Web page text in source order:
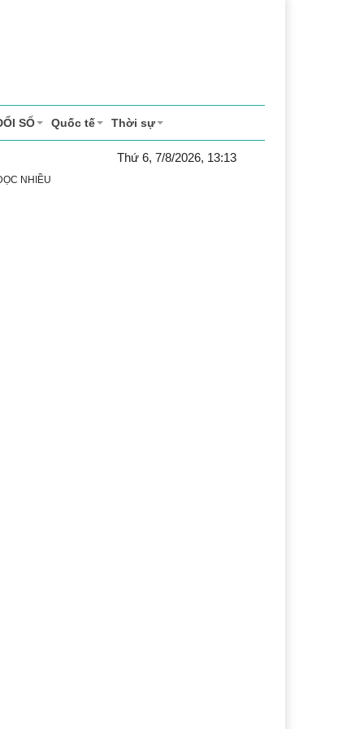
SỐ Quốc tế Thời sự
Thứ 6, 7/8/2026, 13:13
thao
NHIỀU